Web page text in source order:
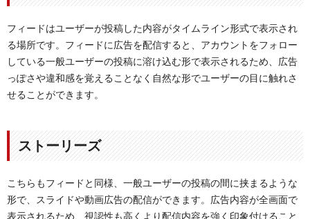
フィードはユーザーが投稿した内容がタイムライン形式で表示され
る場所です。フィードに広告を配信すると、アカウントをフォロー
している一般ユーザーの投稿に溶け込む形で表示されるため、広告
っぽさや違和感を覚えることなく自然な形でユーザーの目に触れさ
せることができます。
ストーリーズ
こちらもフィードと同様、一般ユーザーの投稿の間に挟まるような
形で、スライドや動画広告の配信ができます。広告内容が全画面で
表示されるため、視認性も高くより配信内容を強く印象付けること